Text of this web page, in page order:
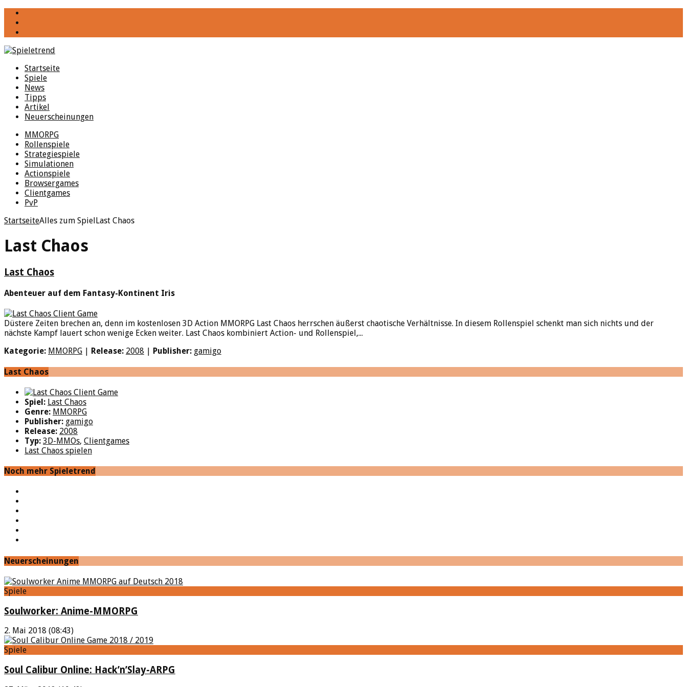
Startseite
Spiele
News
Tipps
Artikel
Neuerscheinungen
MMORPG
Rollenspiele
Strategiespiele
Simulationen
Actionspiele
Browsergames
Clientgames
PvP
StartseiteAlles zum SpielLast Chaos
Last Chaos
Last Chaos
Abenteuer auf dem Fantasy-Kontinent Iris
Düstere Zeiten brechen an, denn im kostenlosen 3D Action MMORPG Last Chaos herrschen äußerst chaotische Verhältnisse. In diesem Rollenspiel schenkt man sich nichts und der
nächste Kampf lauert schon wenige Ecken weiter. Last Chaos kombiniert Action- und Rollenspiel,...
Kategorie: MMORPG Release: 2008 Publisher: gamigo
Last Chaos
Spiel: Last Chaos
Genre: MMORPG
Publisher: gamigo
Release: 2008
Typ: 3D-MMOs, Clientgames
Last Chaos spielen
Noch mehr Spieletrend
Neuerscheinungen
Spiele
Soulworker: Anime-MMORPG
2. Mai 2018 (08:43)
Spiele
Soul Calibur Online: Hack’n’Slay-ARPG